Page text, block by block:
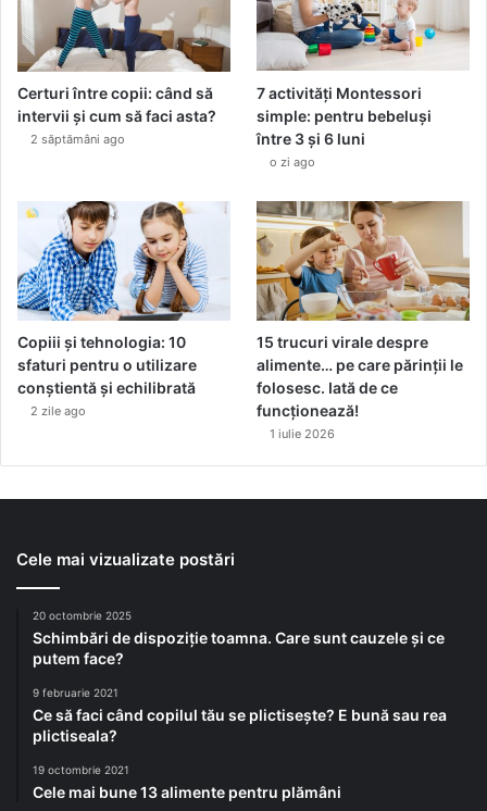
Certuri între copii: când să
intervii și cum să faci asta?
2 săptămâni ago
7 activități Montessori
simple: pentru bebeluși
între 3 și 6 luni
o zi ago
Copiii și tehnologia: 10
sfaturi pentru o utilizare
conștientă și echilibrată
2 zile ago
15 trucuri virale despre
alimente… pe care părinții le
folosesc. Iată de ce
funcționează!
1 iulie 2026
Cele mai vizualizate postări
20 octombrie 2025
Schimbări de dispoziție toamna. Care sunt cauzele și ce
putem face?
9 februarie 2021
Ce să faci când copilul tău se plictisește? E bună sau rea
plictiseala?
19 octombrie 2021
Cele mai bune 13 alimente pentru plămâni